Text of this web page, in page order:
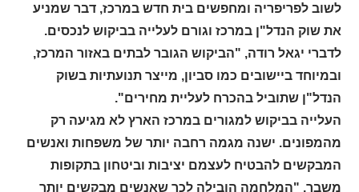
לשוב לפריפריה ומחפשים בית חדש במרכז, דבר שמניע
את שוק הנדל"ן במרכז וגורם לעלייה בביקוש לנכסים.
לדברי יגאל רודה, "הביקוש הגובר לבתים באזור המרכז,
ובמיוחד ביישובים כמו סביון, מייצר תנועתיות בשוק
הנדל"ן שתוביל בהכרח לעליית מחירים".
העלייה בביקוש למגורים במרכז הארץ לא מגיעה רק
מהמפונים. ישנה מגמה רחבה יותר של משפחות ואנשים
המבקשים להבטיח לעצמם יציבות וביטחון בתקופות
משבר. "המלחמה הובילה לכך שאנשים מבקשים יותר